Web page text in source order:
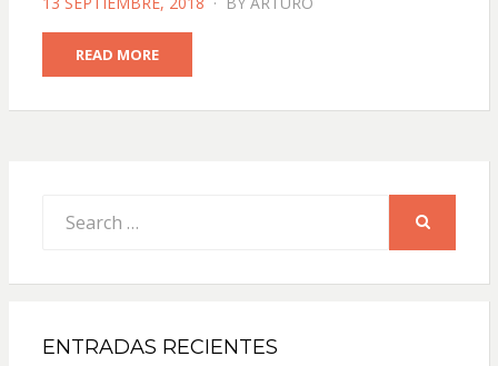
READ MORE
for:
ENTRADAS RECIENTES